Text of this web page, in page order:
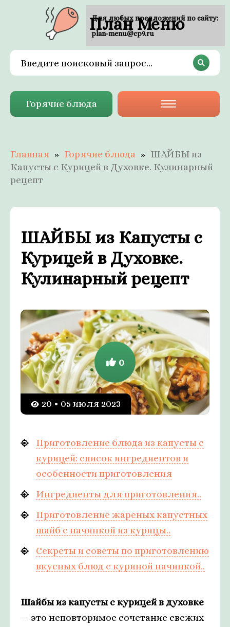
План Меню
Горячие блюда
Главная Горячие блюда
ШАЙБЫ из
Капусты с Курицей в Духовке. Кулинарный
рецепт
ШАЙБЫ из Капусты с
Курицей в Духовке.
Кулинарный рецепт
20 • 05 июля 2023
0
Приготовление блюда из капусты с
курицей: список ингредиентов и
особенности приготовления
Ингредиенты для приготовления..
Приготовление жареных капустных
шайб с начинкой из курицы..
Секреты и советы по приготовлению
вкусных блюд с куриной начинкой..
Шайбы из капусты с курицей в духовке
— это неповторимое сочетание свежих
Для любых предложений по сайту:
plan-menu@cp9.ru